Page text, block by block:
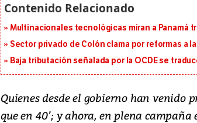
Multinacionales tecnológicas miran a Panamá
Sector privado de Colón clama por reformas a
Baja tributación señalada por la OCDE se
Quienes desde el gobierno han venido
que en 40’; y ahora, en plena